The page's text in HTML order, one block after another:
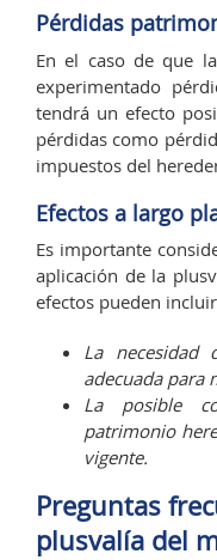
Pérdidas
En el caso de que
experimentado
tendrá un efecto
pérdidas como
impuestos del
Efectos a largo
Es importante
aplicación de la
efectos pueden
La necesidad
adecuada para
La posible
patrimonio
vigente.
Preguntas
plusvalía del